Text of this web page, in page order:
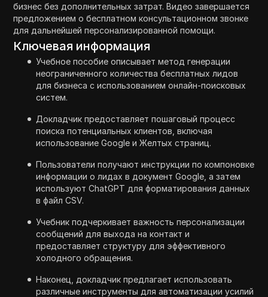
бизнес без дополнительных затрат. Видео завершается
предложением о бесплатном консультационном звонке
для дальнейшей персонализированной помощи.
Ключевая информация
Учебное пособие описывает метод генерации
неограниченного количества бесплатных лидов
для бизнеса с использованием онлайн-поисковых
систем.
Докладчик предоставляет пошаговый процесс
поиска потенциальных клиентов, включая
использование Google и Желтых страниц.
Пользователи получают инструкции по компоновке
информации о лидах в документ Google, а затем
используют ChatGPT для форматирования данных
в файл CSV.
Учебник подчеркивает важность персонализации
сообщений для выхода на контакт и
предоставляет структуру для эффективного
холодного обращения.
Наконец, докладчик предлагает использовать
различные инструменты для автоматизации усилий